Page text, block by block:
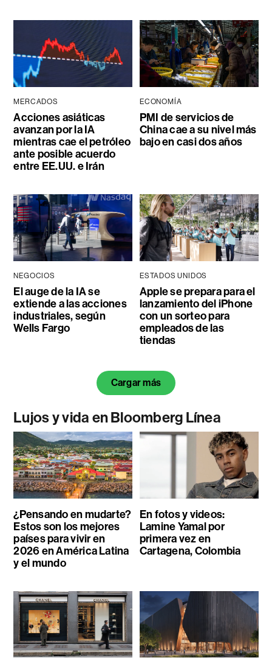
MERCADOS
Acciones asiáticas
avanzan por la IA
mientras cae el petróleo
ante posible acuerdo
entre EE.UU. e Irán
ECONOMÍA
PMI de servicios de
China cae a su nivel más
bajo en casi dos años
NEGOCIOS
El auge de la IA se
extiende a las acciones
industriales, según
Wells Fargo
ESTADOS UNIDOS
Apple se prepara para el
lanzamiento del iPhone
con un sorteo para
empleados de las
tiendas
Cargar más
Lujos y vida en Bloomberg Línea
¿Pensando en mudarte?
Estos son los mejores
países para vivir en
2026 en América Latina
y el mundo
En fotos y videos:
Lamine Yamal por
primera vez en
Cartagena, Colombia